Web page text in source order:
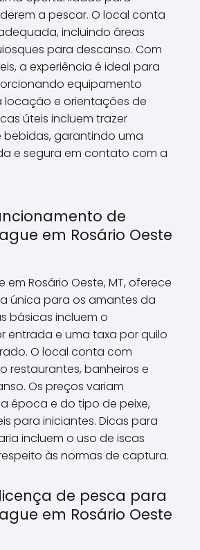
a pescar. O local conta
incluindo áreas
para descanso. Com
a experiência é ideal para
equipamento
locação e orientações de
úteis incluem trazer
bebidas, garantindo uma
e segura em contato com a
de
em Rosário Oeste
em Rosário Oeste, MT, oferece
única para os amantes da
básicas incluem o
entrada e uma taxa por quilo
O local conta com
restaurantes, banheiros e
Os preços variam
época e do tipo de peixe,
para iniciantes. Dicas para
incluem o uso de iscas
às normas de captura.
de pesca para
em Rosário Oeste